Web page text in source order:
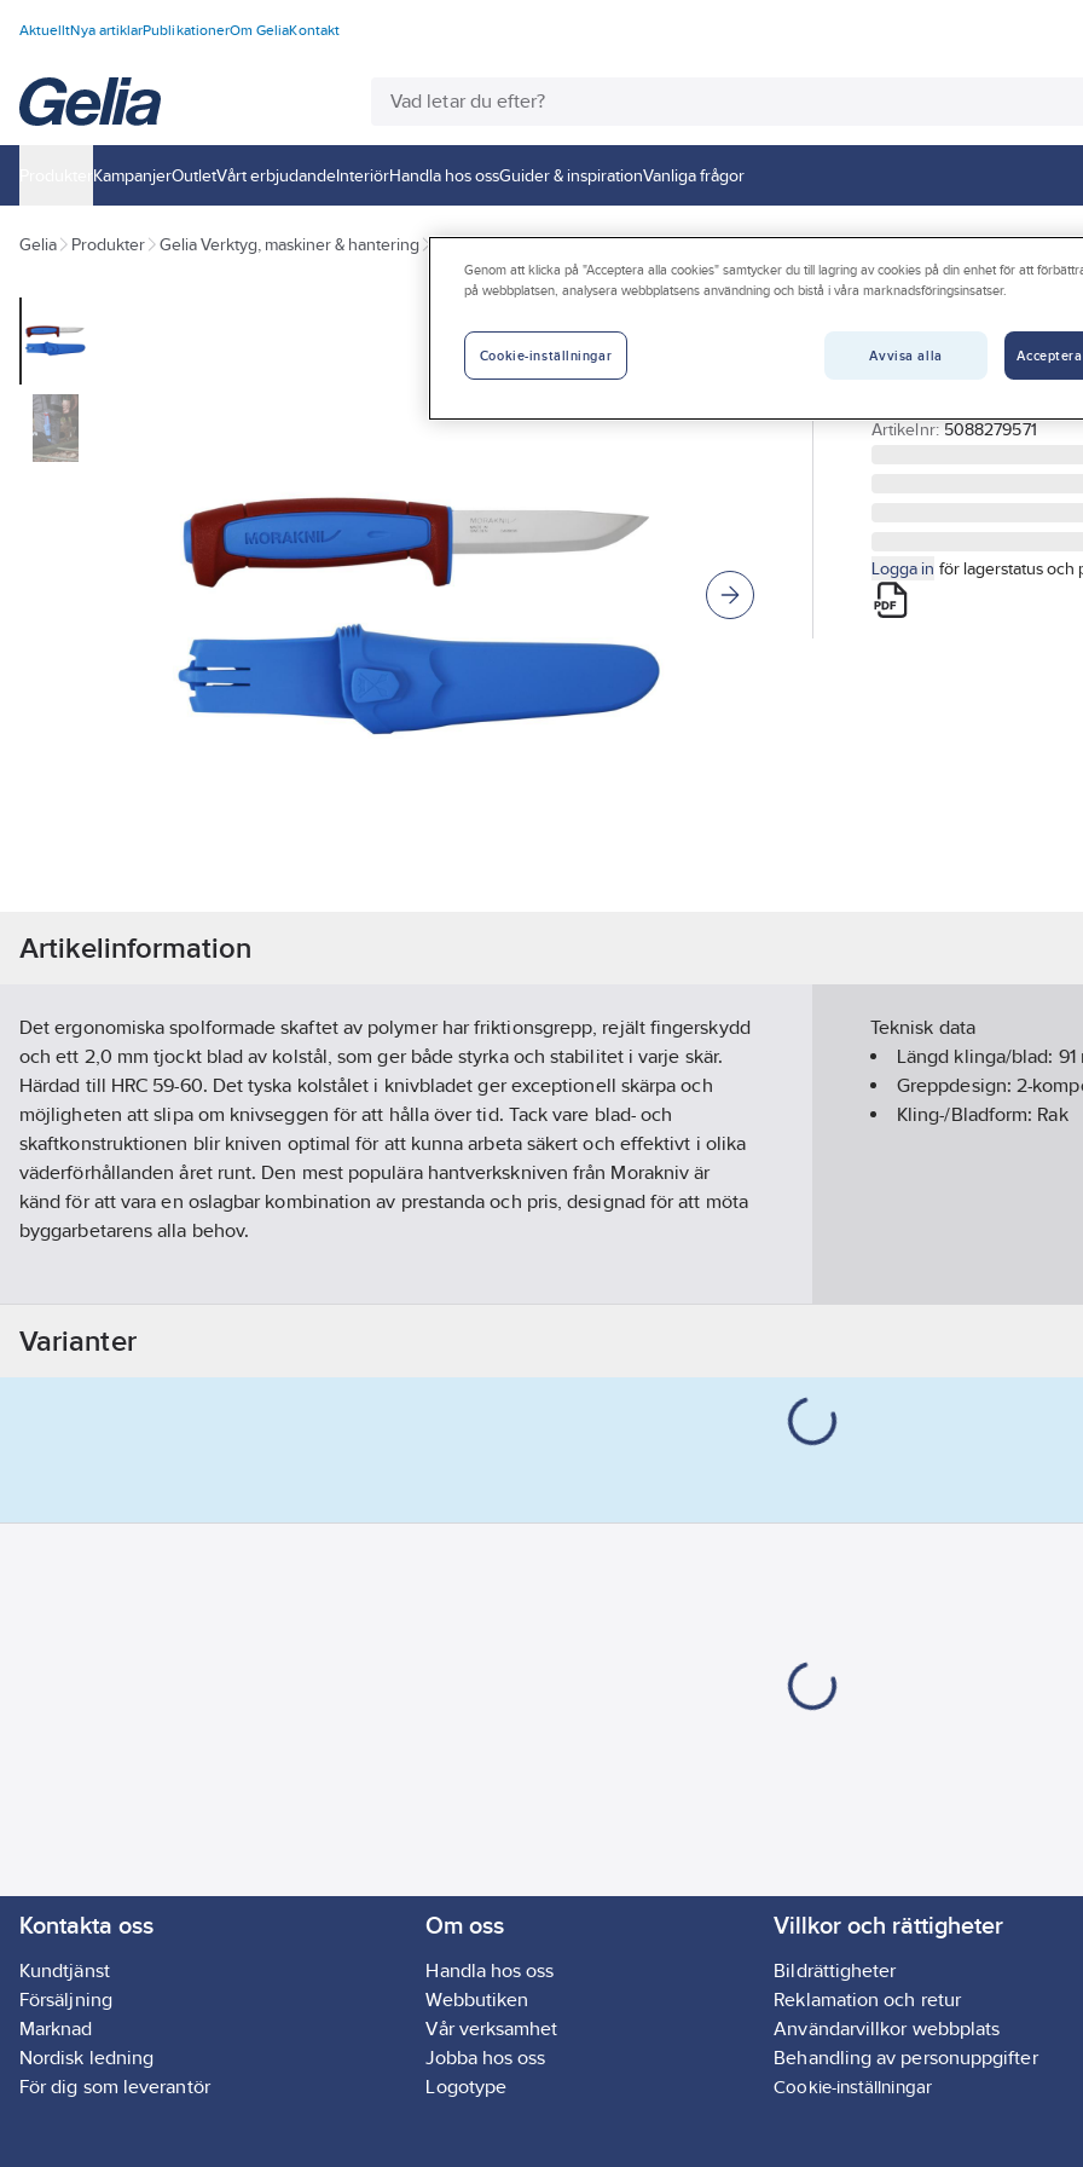
AktuelltNya artiklarPublikationerOm GeliaKontakt
KampanjerOutletVårt erbjudandeInteriörHandla hos ossGuider & inspirationVanliga frågor
Gelia Produkter Gelia Verktyg, maskiner & hantering Handverktyg Knivar
Allroundkniv,
Siljanblå/
SLIDKNIV MORAKNIV
Artikelnr: 5088279571
Logga in för lagerstatus och
Artikelinformation
Det ergonomiska spolformade skaftet av polymer har friktionsgrepp, rejält fingerskydd
och ett 2,0 mm tjockt blad av kolstål, som ger både styrka och stabilitet i varje skär.
Härdad till HRC 59-60. Det tyska kolstålet i knivbladet ger exceptionell skärpa och
möjligheten att slipa om knivseggen för att hålla över tid. Tack vare blad- och
skaftkonstruktionen blir kniven optimal för att kunna arbeta säkert och effektivt i olika
väderförhållanden året runt. Den mest populära hantverkskniven från Morakniv är
känd för att vara en oslagbar kombination av prestanda och pris, designad för att möta
byggarbetarens alla behov.
Dalarna. Knivfodralet har en praktisk knapp, Morakniv Smart Button System som gör
att du kan fästa flera hantverksknivar för olika ändamål i varandra. I denna
Artikelnr: 5088279571
Teknisk data
Längd klinga/blad: 91
Greppdesign:2-
Kling-/Bladform: Rak
Varianter
Kontakta oss
Kundtjänst
Försäljning
Marknad
Nordisk ledning
För dig som leverantör
Om oss
Handla hos oss
Webbutiken
Vår verksamhet
Jobba hos oss
Logotype
Villkor och rättigheter
Bildrättigheter
Reklamation och retur
Användarvillkor webbplats
Behandling av personuppgifter
Cookie-inställningar
Genom att klicka på "Acceptera alla cookies" samtycker du till lagring av cookies på din enhet för att
på webbplatsen, analysera webbplatsens användning och bistå i våra marknadsföringsinsatser.
Avvisa alla
Cookie-inställningar